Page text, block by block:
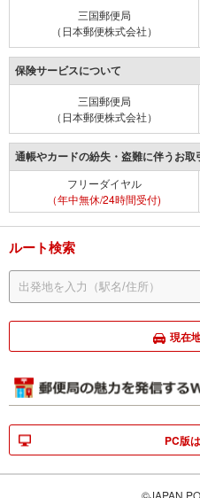
三国郵便局
（日本郵便株式会社）
保険サービスについて
三国郵便局
（日本郵便株式会社）
通帳やカードの紛失・盗難に伴うお取
フリーダイヤル
（年中無休/24時間受付)
ルート検索
現在
PC版